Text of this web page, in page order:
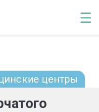
☰
клапана:
центры